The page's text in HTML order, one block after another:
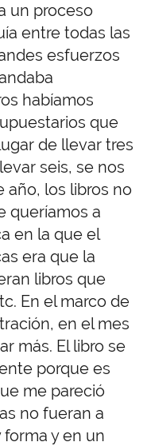
un proceso
entre todas las
esfuerzos
habíamos
que
de llevar tres
seis, se nos
año, los libros no
queríamos a
en la que el
era que la
libros que
En el marco de
en el mes
más. El libro se
porque es
me pareció
no fueran a
y en un